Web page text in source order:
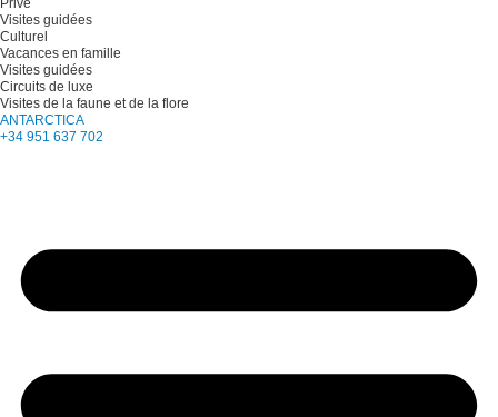
Privé
Visites guidées
Culturel
Vacances en famille
Visites guidées
Circuits de luxe
Visites de la faune et de la flore
ANTARCTICA
+34 951 637 702